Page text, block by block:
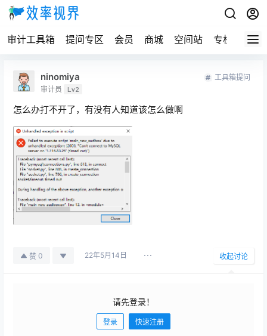
审计工具箱 提问专区 会员 商城 空间站 专栏
ninomiya
审计员 Lv2
工具箱提问
怎么办打不开了，有没有人知道该怎么做啊
赞 0 22年5月14日 收起讨论
请先登录！
登录 快速注册